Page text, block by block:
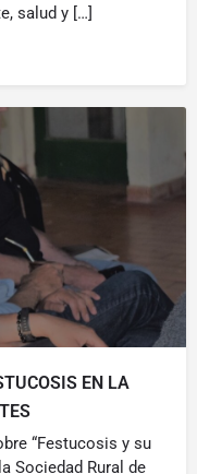
salud y […]
EN LA
“Festucosis y su
Sociedad Rural de